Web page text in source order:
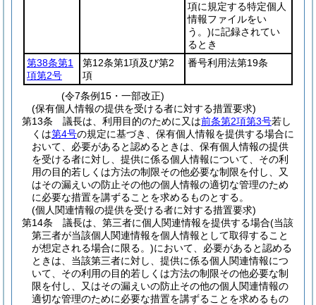
項に規定する特定個人
情報ファイルをい
う。)に記録されてい
るとき
第38条第1
項第2号
第12条第1項及び第2
項
番号利用法第19条
(令7条例15・一部改正)
(保有個人情報の提供を受ける者に対する措置要求)
第13条
議長は、利用目的のために又は前条第2項第3号若し
くは第4号の規定に基づき、保有個人情報を提供する場合に
おいて、必要があると認めるときは、保有個人情報の提供
を受ける者に対し、提供に係る個人情報について、その利
用の目的若しくは方法の制限その他必要な制限を付し、又
はその漏えいの防止その他の個人情報の適切な管理のため
に必要な措置を講ずることを求めるものとする。
(個人関連情報の提供を受ける者に対する措置要求)
第14条
議長は、第三者に個人関連情報を提供する場合(当該
第三者が当該個人関連情報を個人情報として取得すること
が想定される場合に限る。)において、必要があると認める
ときは、当該第三者に対し、提供に係る個人関連情報につ
いて、その利用の目的若しくは方法の制限その他必要な制
限を付し、又はその漏えいの防止その他の個人関連情報の
適切な管理のために必要な措置を講ずることを求めるもの